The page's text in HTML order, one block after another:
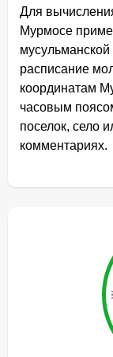
Для
Мурмосе
расписание
координатам
часовым
поселок, село
комментариях.